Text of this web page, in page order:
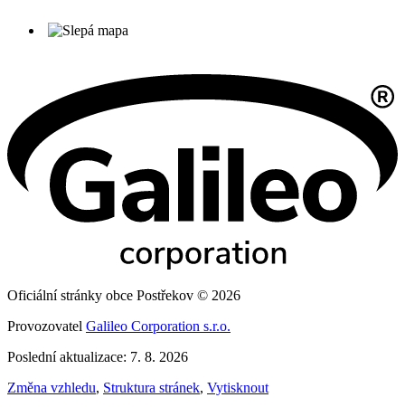
Oficiální stránky obce Postřekov © 2026
Provozovatel Galileo Corporation s.r.o.
Poslední aktualizace: 7. 8. 2026
Změna vzhledu, Struktura stránek, Vytisknout